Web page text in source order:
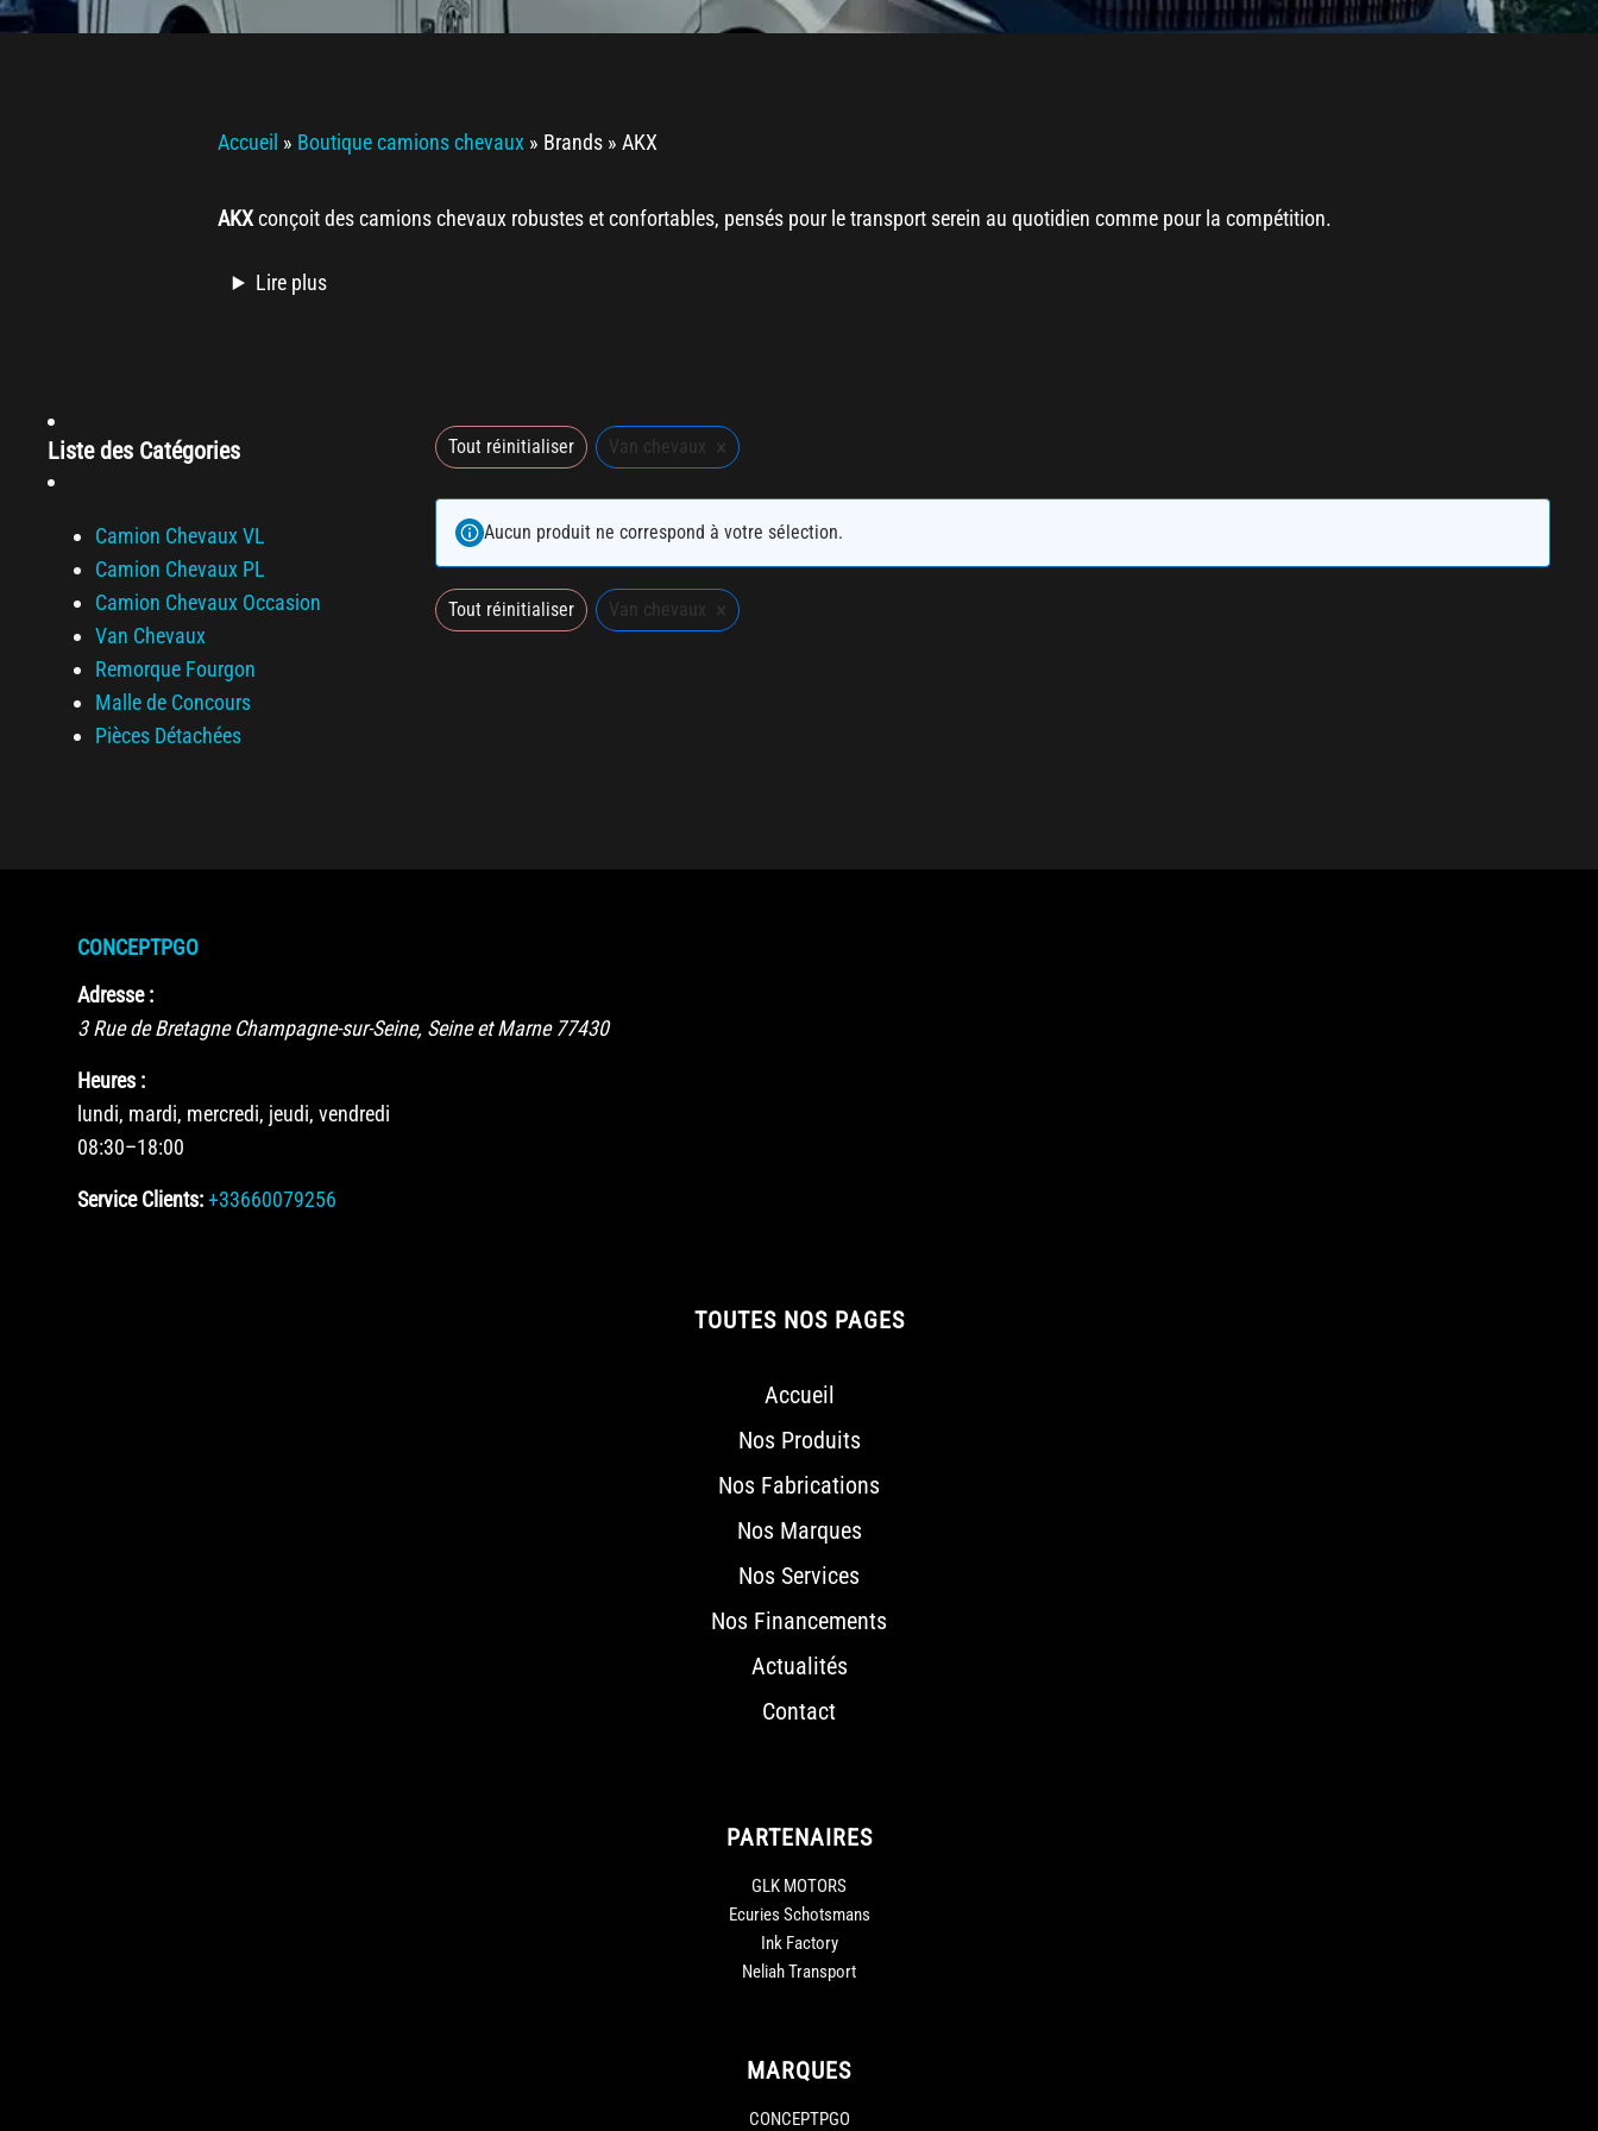
Accueil » Boutique camions chevaux » Brands » AKX
AKXconçoit des camions chevaux robustes et confortables, pensés pour le transport serein au quotidien comme pour la compétition.
Lire plus
Liste des Catégories
Camion Chevaux VL
Camion Chevaux PL
Camion Chevaux Occasion
Van Chevaux
Remorque Fourgon
Malle de Concours
Pièces Détachées
Tout réinitialiser Van chevaux ×
Aucun produit ne correspond à votre sélection.
Tout réinitialiser Van chevaux ×
CONCEPTPGO
Adresse :
3 Rue de Bretagne Champagne-sur-Seine, Seine et Marne 77430
Heures :
lundi, mardi, mercredi, jeudi, vendredi
08:30–18:00
Service Clients:+33660079256
TOUTES NOS PAGES
Accueil
Nos Produits
Nos Fabrications
Nos Marques
Nos Services
Nos Financements
Actualités
Contact
PARTENAIRES
GLK MOTORS
Ecuries Schotsmans
Ink Factory
Neliah Transport
MARQUES
CONCEPTPGO